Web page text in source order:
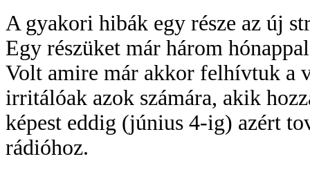
A gyakori hibák egy része az új
Egy részüket már három
Volt amire már akkor felhívtuk a
irritálóak azok számára, akik
képest eddig (június 4-ig) azért
rádióhoz.